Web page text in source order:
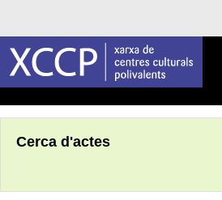
Cerca d'actes